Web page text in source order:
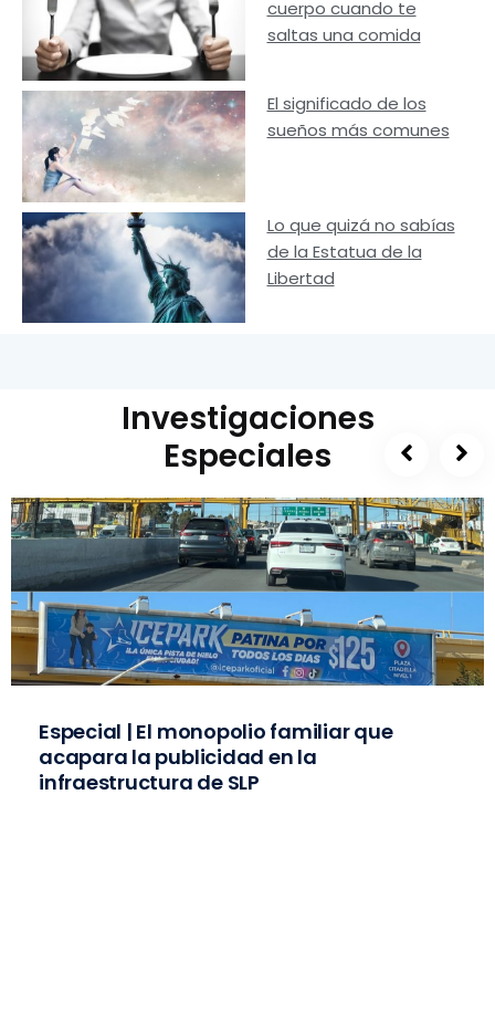
cuerpo cuando te
saltas una comida
El significado de los
sueños más comunes
Lo que quizá no sabías
de la Estatua de la
Libertad
Investigaciones
Especiales
Especial | El monopolio familiar que
acapara la publicidad en la
infraestructura de SLP